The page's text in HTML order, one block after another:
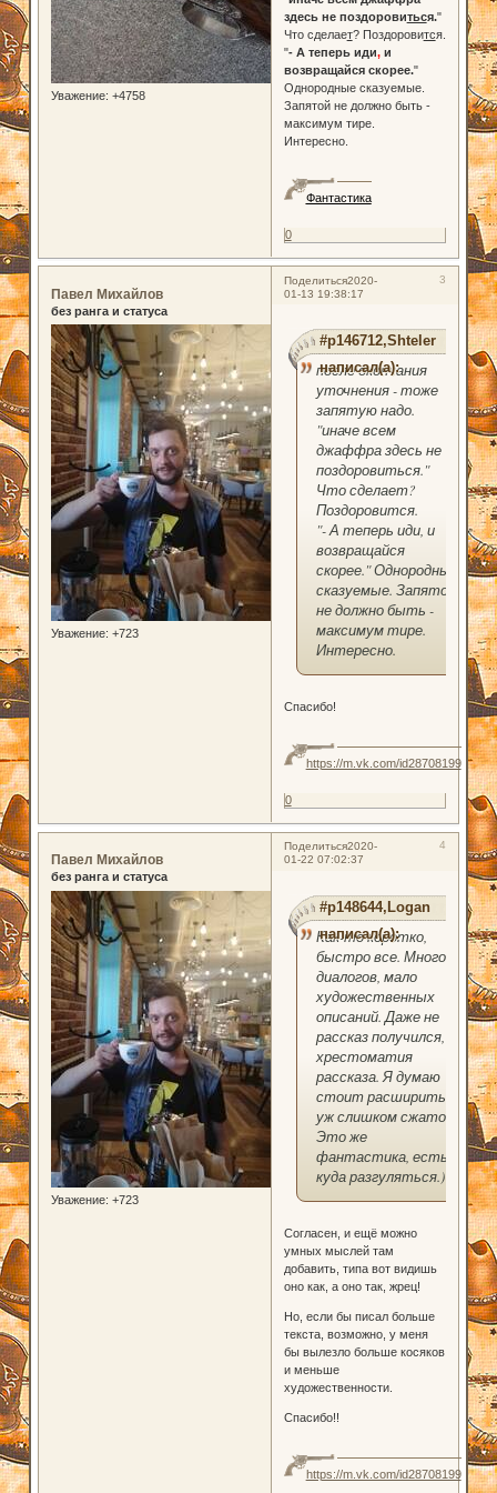
Уважение: +4758
здесь не поздоровиться."
Что сделает? Поздоровится.
"- А теперь иди,и
возвращайся скорее."
Однородные сказуемые.
Запятой не должно быть -
максимум тире.
Интересно.
Фантастика
0
Поделиться 3
2020-
01-13 19:38:17
Павел Михайлов
без ранга и статуса
Уважение: +723
#p146712,Shteler
написал(а):
после окончания
уточнения - тоже
запятую надо.
"иначе всем
джаффра здесь не
поздоровиться."
Что сделает?
Поздоровится.
"- А теперь иди, и
возвращайся
скорее." Однородные
сказуемые. Запятой
не должно быть -
максимум тире.
Интересно.
Спасибо!
https://m.vk.com/id28708199
0
Поделиться 4
2020-
01-22 07:02:37
Павел Михайлов
без ранга и статуса
Уважение: +723
#p148644,Logan
написал(а):
Как-то коротко,
быстро все. Много
диалогов, мало
художественных
описаний. Даже не
рассказ получился, а
хрестоматия
рассказа. Я думаю
стоит расширить,
уж слишком сжато.
Это же
фантастика, есть
куда разгуляться.)
Согласен, и ещё можно
умных мыслей там
добавить, типа вот видишь
оно как, а оно так, жрец!
Но, если бы писал больше
текста, возможно, у меня
бы вылезло больше косяков
и меньше
художественности.
Спасибо!!
https://m.vk.com/id28708199